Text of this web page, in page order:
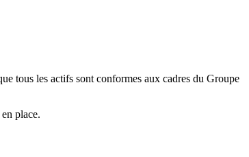
tous les actifs sont conformes aux cadres du Groupe
place.